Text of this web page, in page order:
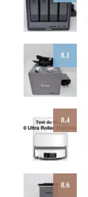
8.1
8.4
8.6